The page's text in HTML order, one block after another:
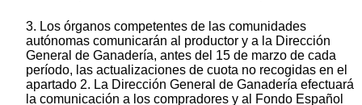
3. Los órganos competentes de las comunidades
autónomas comunicarán al productor y a la Dirección
General de Ganadería, antes del 15 de marzo de cada
período, las actualizaciones de cuota no recogidas en el
apartado 2. La Dirección General de Ganadería efectuará
la comunicación a los compradores y al Fondo Español